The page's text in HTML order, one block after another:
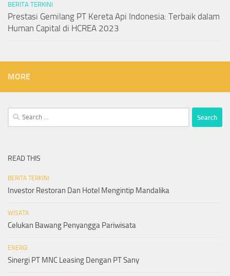
BERITA TERKINI
Prestasi Gemilang PT Kereta Api Indonesia: Terbaik dalam
Human Capital di HCREA 2023
MORE
Search
for:
READ THIS
BERITA TERKINI
Investor Restoran Dan Hotel Mengintip Mandalika
WISATA
Celukan Bawang Penyangga Pariwisata
ENERGI
Sinergi PT MNC Leasing Dengan PT Sany